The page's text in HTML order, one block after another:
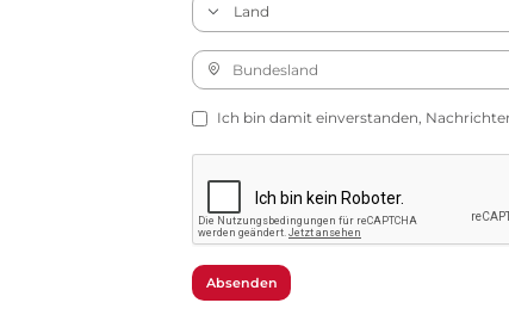
Ich bin damit einverstanden,
Absenden